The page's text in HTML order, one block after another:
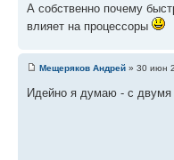
А собственно почему
влияет на процессоры
Мещеряков Андрей » 30 июн
Идейно я думаю - с двумя